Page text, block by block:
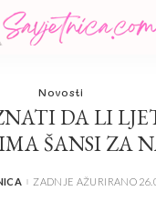
Novosti
DA LI
ŠANSI ZA
ZADNJE AŽURIRANO